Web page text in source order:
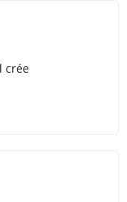
crée